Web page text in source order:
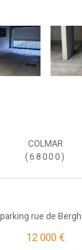
COLMAR
(68000)
rue de
12 000 €